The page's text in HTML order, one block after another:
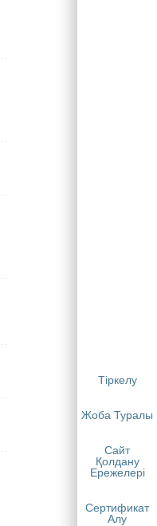
Тіркелу
Жоба Туралы
Сайт
Қолдану
Ережелері
Сертификат
Алу